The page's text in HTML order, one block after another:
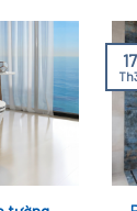
17